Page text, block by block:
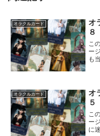
オラクルカード
オ
８
こ
ー
も
オラクルカード
オ
５
こ
ー
に